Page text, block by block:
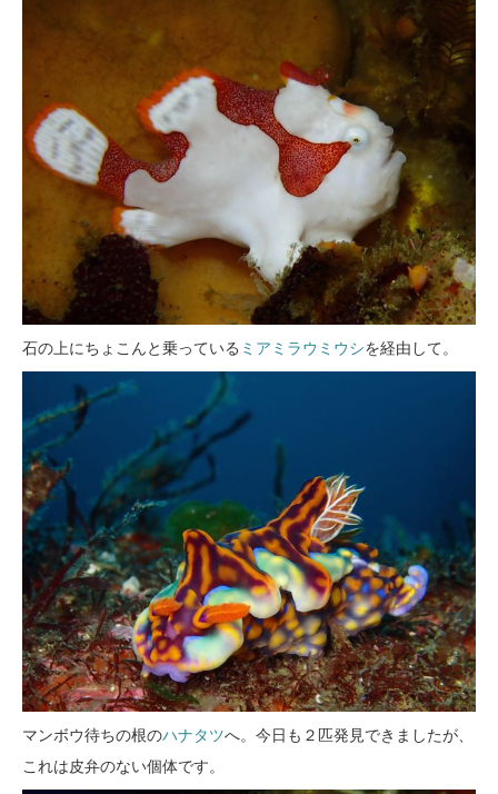
石の上にちょこんと乗っている ミアミラウミウシを経由して。
マンボウ待ちの根のハナタツへ。今日も２匹発見できましたが、
これは皮弁のない個体です。